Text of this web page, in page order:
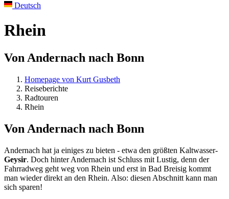
Deutsch
Rhein
Von Andernach nach Bonn
Homepage von Kurt Gusbeth
Reiseberichte
Radtouren
Rhein
Von Andernach nach Bonn
Andernach hat ja einiges zu bieten - etwa den größten Kaltwasser-
Geysir. Doch hinter Andernach ist Schluss mit Lustig, denn der
Fahrradweg geht weg von Rhein und erst in Bad Breisig kommt
man wieder direkt an den Rhein. Also: diesen Abschnitt kann man
sich sparen!